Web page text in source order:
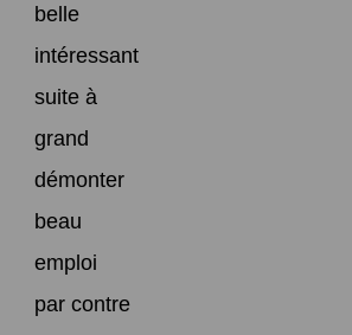
belle
intéressant
suite à
grand
démonter
beau
emploi
par contre